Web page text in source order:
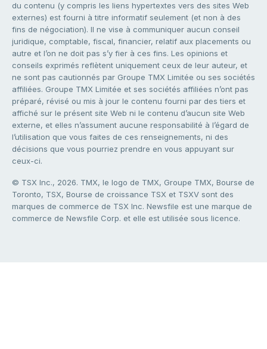
du contenu (y compris les liens hypertextes vers des sites Web
externes) est fourni à titre informatif seulement (et non à des
fins de négociation). Il ne vise à communiquer aucun conseil
juridique, comptable, fiscal, financier, relatif aux placements ou
autre et l’on ne doit pas s’y fier à ces fins. Les opinions et
conseils exprimés reflètent uniquement ceux de leur auteur, et
ne sont pas cautionnés par Groupe TMX Limitée ou ses sociétés
affiliées. Groupe TMX Limitée et ses sociétés affiliées n’ont pas
préparé, révisé ou mis à jour le contenu fourni par des tiers et
affiché sur le présent site Web ni le contenu d’aucun site Web
externe, et elles n’assument aucune responsabilité à l’égard de
l’utilisation que vous faites de ces renseignements, ni des
décisions que vous pourriez prendre en vous appuyant sur
ceux-ci.
© TSX Inc., 2026. TMX, le logo de TMX, Groupe TMX, Bourse de
Toronto, TSX, Bourse de croissance TSX et TSXV sont des
marques de commerce de TSX Inc. Newsfile est une marque de
commerce de Newsfile Corp. et elle est utilisée sous licence.